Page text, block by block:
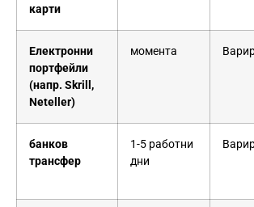
карти
Електронни
портфейли
(напр. Skrill,
Neteller)
момента
банков
трансфер
1-5 работни
дни